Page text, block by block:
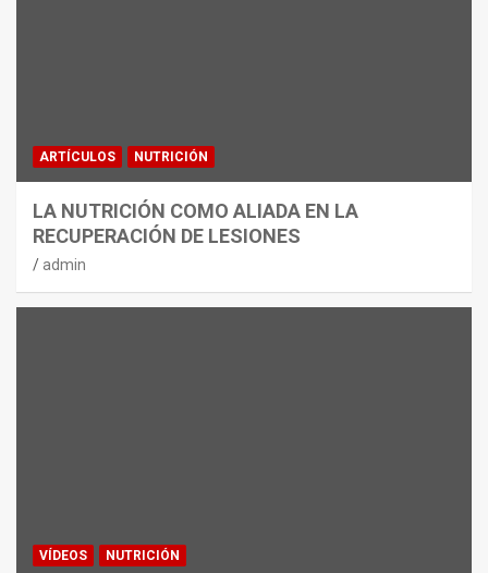
ARTÍCULOS NUTRICIÓN
LA NUTRICIÓN COMO ALIADA EN LA
RECUPERACIÓN DE LESIONES
admin
VÍDEOS NUTRICIÓN